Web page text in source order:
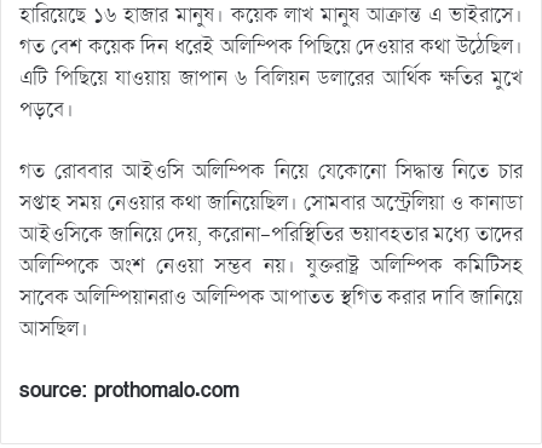
হারিয়েছে ১৬ হাজার মানুষ। কয়েক লাখ মানুষ আক্রান্ত এ ভাইরাসে।
গত বেশ কয়েক দিন ধরেই অলিম্পিক পিছিয়ে দেওয়ার কথা উঠেছিল।
এটি পিছিয়ে যাওয়ায় জাপান ৬ বিলিয়ন ডলারের আর্থিক ক্ষতির মুখে
পড়বে।
গত রোববার আইওসি অলিম্পিক নিয়ে যেকোনো সিদ্ধান্ত নিতে চার
সপ্তাহ সময় নেওয়ার কথা জানিয়েছিল। সোমবার অস্ট্রেলিয়া ও কানাডা
আইওসিকে জানিয়ে দেয়, করোনা-পরিস্থিতির ভয়াবহতার মধ্যে তাদের
অলিম্পিকে অংশ নেওয়া সম্ভব নয়। যুক্তরাষ্ট্র অলিম্পিক কমিটিসহ
সাবেক অলিম্পিয়ানরাও অলিম্পিক আপাতত স্থগিত করার দাবি জানিয়ে
আসছিল।
source: prothomalo.com